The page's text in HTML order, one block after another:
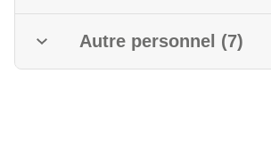
Autre personnel (7)